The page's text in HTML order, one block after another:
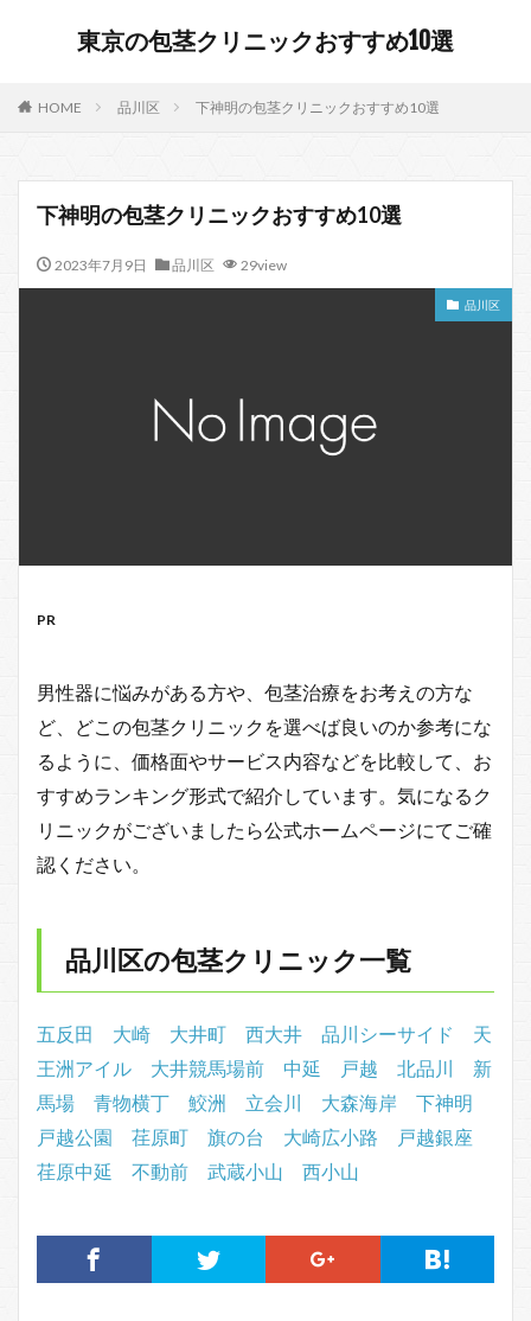
東京の包茎クリニックおすすめ10選
HOME 品川区 下神明の包茎クリニックおすすめ10選
下神明の包茎クリニックおすすめ10選
2023年7月9日 品川区 29view
品川区
PR
男性器に悩みがある方や、包茎治療をお考えの方な
ど、どこの包茎クリニックを選べば良いのか参考にな
るように、価格面やサービス内容などを比較して、お
すすめランキング形式で紹介しています。気になるク
リニックがございましたら公式ホームページにてご確
認ください。
品川区の包茎クリニック一覧
五反田 大崎 大井町 西大井 品川シーサイド
天
王洲アイル
大井競馬場前 中延 戸越 北品川
新
馬場
青物横丁 鮫洲 立会川 大森海岸
下神明
戸越公園
荏原町 旗の台 大崎広小路
戸越銀座
荏原中延
不動前 武蔵小山 西小山